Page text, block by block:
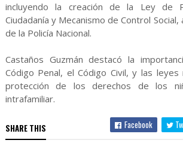
incluyendo la creación de la Ley de
Ciudadanía y Mecanismo de Control
de la Policía Nacional.
Castaños Guzmán destacó la
Código Penal, el Código Civil, y las leyes
protección de los derechos de los
intrafamiliar.
SHARE THIS Facebook